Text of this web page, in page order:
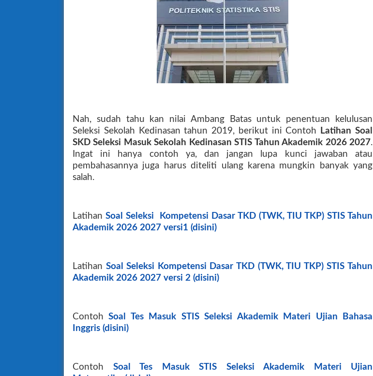
Nah, sudah tahu kan nilai Ambang Batas untuk penentuan kelulusan
Seleksi Sekolah Kedinasan tahun 2019, berikut ini Contoh
Latihan Soal
SKD Seleksi Masuk Sekolah Kedinasan STIS Tahun Akademik 2026 2027.
Ingat ini hanya contoh ya, dan jangan lupa kunci jawaban atau
pembahasannya juga harus diteliti ulang karena mungkin banyak yang
salah.
Latihan Soal Seleksi Kompetensi Dasar TKD (TWK, TIU TKP) STIS Tahun
Akademik 2026 2027 versi1 (disini)
Latihan Soal Seleksi Kompetensi Dasar TKD (TWK, TIU TKP) STIS Tahun
Akademik 2026 2027 versi 2 (disini)
ContohSoal Tes Masuk STIS Seleksi Akademik Materi Ujian Bahasa
Inggris (disini)
Contoh Soal Tes Masuk STIS Seleksi Akademik Materi Ujian